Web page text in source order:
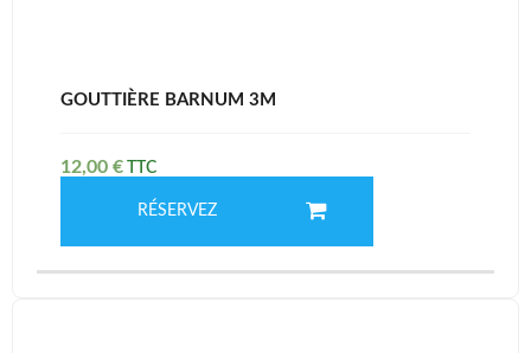
GOUTTIÈRE BARNUM 3M
12,00 €
RÉSERVEZ